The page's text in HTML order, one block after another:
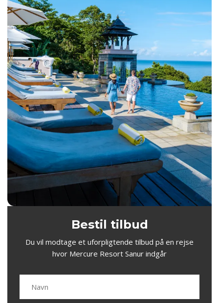
Bestil tilbud
Du vil modtage et uforpligtende tilbud på en rejse
hvor Mercure Resort Sanur indgår